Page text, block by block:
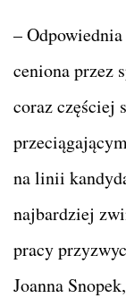
–
ceniona przez
coraz częściej
na linii
najbardziej
pracy
Joanna